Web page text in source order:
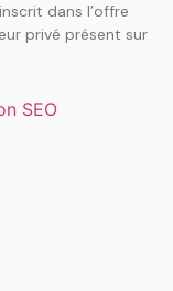
dans l’offre
privé présent sur